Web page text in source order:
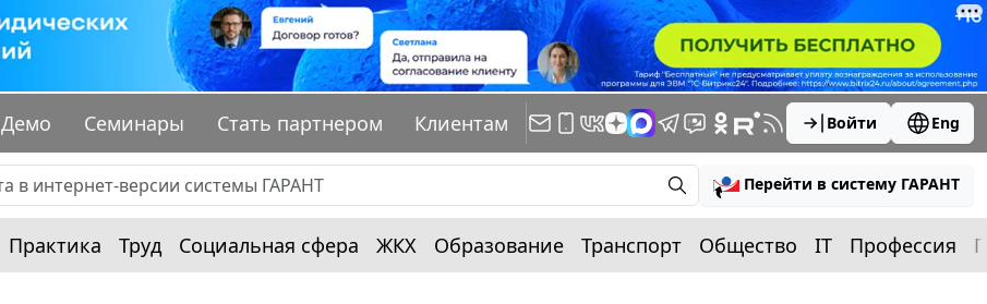
Демо Семинары Стать партнером Клиентам Войти Eng
Перейти в систему ГАРАНТ
Практика Труд Социальная сфера ЖКХ Образование Транспорт Общество IT Профессия